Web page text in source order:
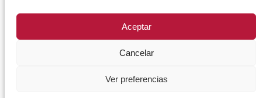
Aceptar
Cancelar
Ver preferencias
Comercio y Emprendimiento
Deportes